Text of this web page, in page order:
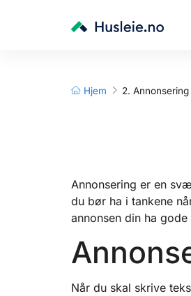
Hjem 2.
Annonsering er en
du bør ha i tankene
annonsen din ha
Når du skal skrive